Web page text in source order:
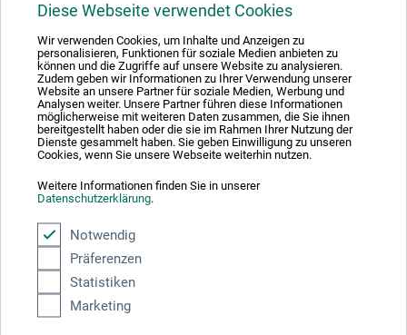
Diese Webseite verwendet Cookies
Wir verwenden Cookies, um Inhalte und Anzeigen zu
personalisieren, Funktionen für soziale Medien anbieten zu
können und die Zugriffe auf unsere Website zu analysieren.
Zudem geben wir Informationen zu Ihrer Verwendung unserer
Website an unsere Partner für soziale Medien, Werbung und
Analysen weiter. Unsere Partner führen diese Informationen
möglicherweise mit weiteren Daten zusammen, die Sie ihnen
bereitgestellt haben oder die sie im Rahmen Ihrer Nutzung der
Dienste gesammelt haben. Sie geben Einwilligung zu unseren
Cookies, wenn Sie unsere Webseite weiterhin nutzen.
Weitere Informationen finden Sie in unserer
Datenschutzerklärung.
Notwendig
Präferenzen
Statistiken
Marketing
1
Absolut sikker
Betalingsmetoder